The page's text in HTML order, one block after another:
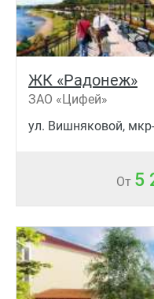
ЖК «Радонеж»
ЗАО «Цифей»
ул. Вишняковой,
От 5